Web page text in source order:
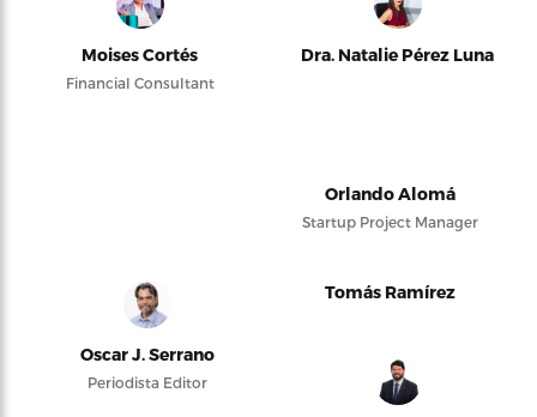
Moises Cortés
Financial Consultant
Dra. Natalie Pérez Luna
Orlando Alomá
Startup Project Manager
Oscar J. Serrano
Periodista Editor
Tomás Ramírez